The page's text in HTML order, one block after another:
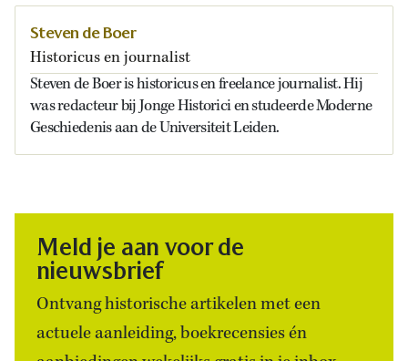
Steven de Boer
Historicus en journalist
Steven de Boer is historicus en freelance journalist. Hij
was redacteur bij Jonge Historici en studeerde Moderne
Geschiedenis aan de Universiteit Leiden.
Meld je aan voor de
nieuwsbrief
Ontvang historische artikelen met een
actuele aanleiding, boekrecensies én